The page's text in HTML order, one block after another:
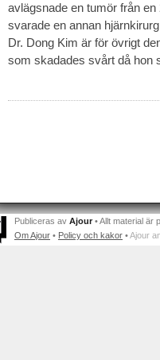
avlägsnade en tumör från
svarade en annan
Dr. Dong Kim är för övrigt
som skadades svårt då hon
Publiceras av Ajour • Allt material är
Om Ajour • Policy och kakor •Ajour